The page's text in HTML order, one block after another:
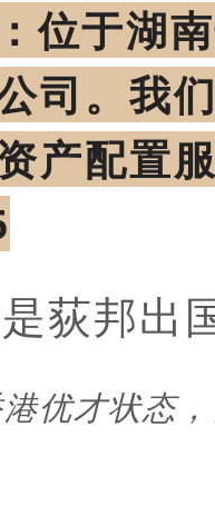
位于湖
司。我
产配置
荻邦出
优才状态